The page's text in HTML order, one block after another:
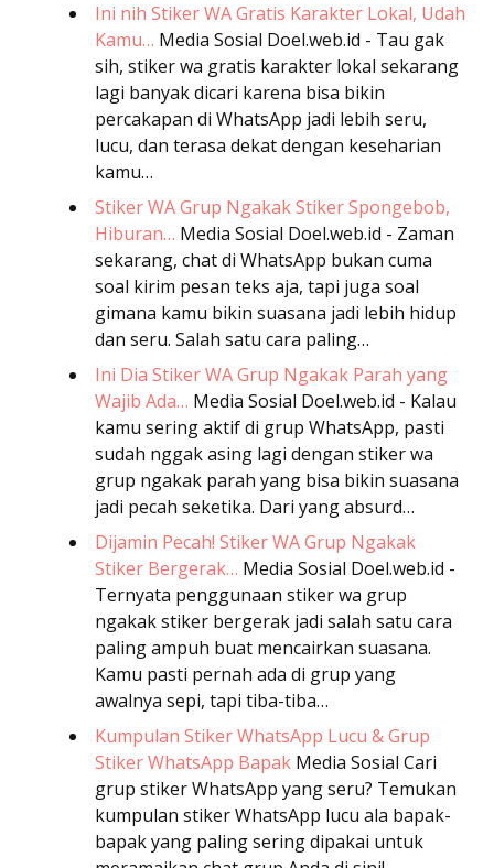
Ini nih Stiker WA Gratis Karakter Lokal, Udah
Kamu… Media Sosial Doel.web.id - Tau gak
sih, stiker wa gratis karakter lokal sekarang
lagi banyak dicari karena bisa bikin
percakapan di WhatsApp jadi lebih seru,
lucu, dan terasa dekat dengan keseharian
kamu…
Stiker WA Grup Ngakak Stiker Spongebob,
Hiburan… Media Sosial Doel.web.id - Zaman
sekarang, chat di WhatsApp bukan cuma
soal kirim pesan teks aja, tapi juga soal
gimana kamu bikin suasana jadi lebih hidup
dan seru. Salah satu cara paling…
Ini Dia Stiker WA Grup Ngakak Parah yang
Wajib Ada… Media Sosial Doel.web.id - Kalau
kamu sering aktif di grup WhatsApp, pasti
sudah nggak asing lagi dengan stiker wa
grup ngakak parah yang bisa bikin suasana
jadi pecah seketika. Dari yang absurd…
Dijamin Pecah! Stiker WA Grup Ngakak
Stiker Bergerak… Media Sosial Doel.web.id -
Ternyata penggunaan stiker wa grup
ngakak stiker bergerak jadi salah satu cara
paling ampuh buat mencairkan suasana.
Kamu pasti pernah ada di grup yang
awalnya sepi, tapi tiba-tiba…
Kumpulan Stiker WhatsApp Lucu & Grup
Stiker WhatsApp Bapak Media Sosial Cari
grup stiker WhatsApp yang seru? Temukan
kumpulan stiker WhatsApp lucu ala bapak-
bapak yang paling sering dipakai untuk